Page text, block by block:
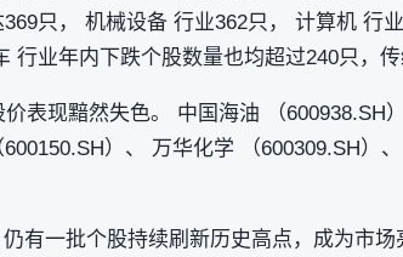
只， 机械设备 行业362只， 计算机 行
行业年内下跌个股数量也均超过240只，传
表现黯然失色。 中国海油 （600938.SH
）、 万华化学 （600309.SH）
有一批个股持续刷新历史高点，成为市